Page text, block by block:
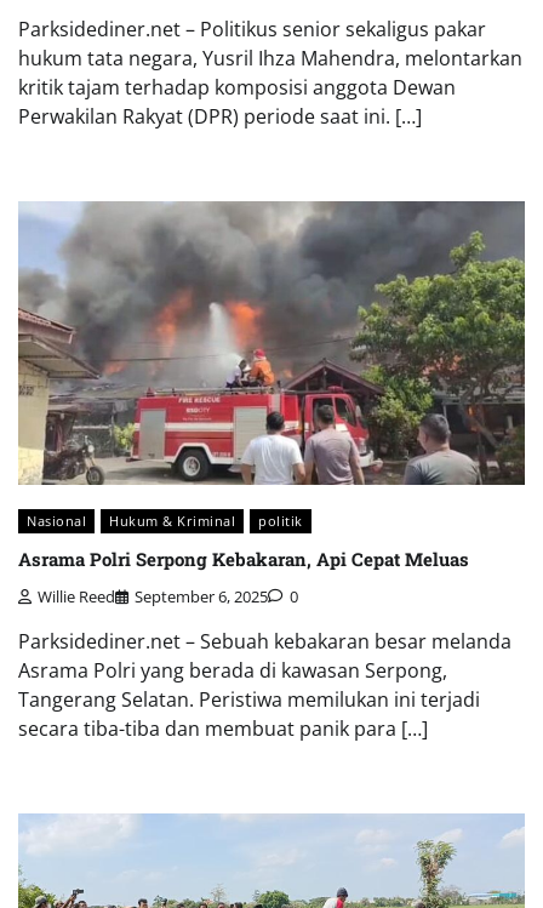
Parksidediner.net – Politikus senior sekaligus pakar
hukum tata negara, Yusril Ihza Mahendra, melontarkan
kritik tajam terhadap komposisi anggota Dewan
Perwakilan Rakyat (DPR) periode saat ini. […]
Nasional Hukum & Kriminal politik
Asrama Polri Serpong Kebakaran, Api Cepat Meluas
Willie Reed September 6, 2025 0
Parksidediner.net – Sebuah kebakaran besar melanda
Asrama Polri yang berada di kawasan Serpong,
Tangerang Selatan. Peristiwa memilukan ini terjadi
secara tiba-tiba dan membuat panik para […]